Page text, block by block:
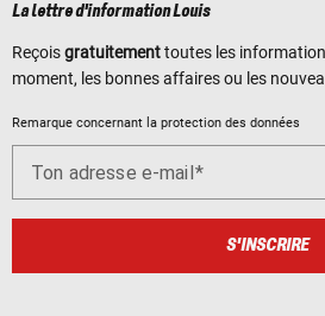
La lettre d'information Louis
Reçoisgratuitementtoutes les
moment, les bonnes affaires ou les
Remarque concernant la protection des données
Ton adresse e-mail
S'INSCRIRE